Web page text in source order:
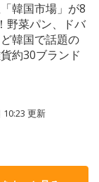
韓国市場」が8
野菜パン、ドバ
韓国で話題の
約30ブランド
10:23 更新